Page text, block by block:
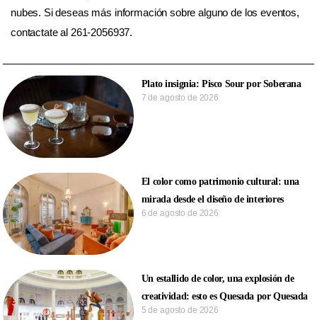
nubes. Si deseas más información sobre alguno de los eventos,
contactate al 261-2056937.
Plato insignia: Pisco Sour por Soberana
7 de agosto de 2026
El color como patrimonio cultural: una
mirada desde el diseño de interiores
6 de agosto de 2026
Un estallido de color, una explosión de
creatividad: esto es Quesada por Quesada
5 de agosto de 2026